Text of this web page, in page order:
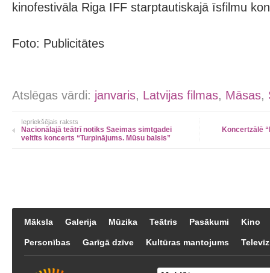
kinofestivāla Riga IFF starptautiskajā īsfilmu
Foto: Publicitātes
Atslēgas vārdi: janvaris, Latvijas filmas, Māsas,
Iepriekšējais raksts
Nacionālajā teātrī notiks Saeimas simtgadei
veltīts koncerts “Turpinājums. Mūsu balsis”
Koncertzālē
Māksla Galerija Mūzika Teātris Pasākumi Kino
Personības Garīgā dzīve Kultūras mantojums